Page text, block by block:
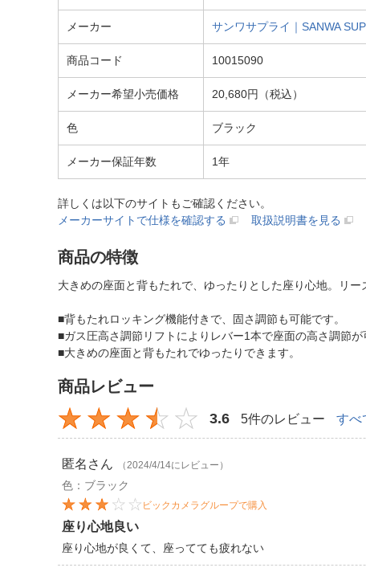
メーカー サンワサプライ｜SANWA
商品コード 10015090
メーカー希望小売価格 20,680円（税込）
色 ブラック
メーカー保証年数 1年
詳しくは以下のサイトもご確認ください。
メーカーサイトで仕様を確認する
取扱説明書を見る
商品の特徴
大きめの座面と背もたれで、ゆったりとした座り心地。リー
■背もたれロッキング機能付きで、固さ調節も可能です。
■ガス圧高さ調節リフトによりレバー1本で座面の高さ調節が
■大きめの座面と背もたれでゆったりできます。
商品レビュー
3.6 5件のレビュー すべ
匿名 さん （2024/4/14にレビュー）
色：ブラック
ビックカメラグループで購入
座り心地良い
座り心地が良くて、座ってても疲れない